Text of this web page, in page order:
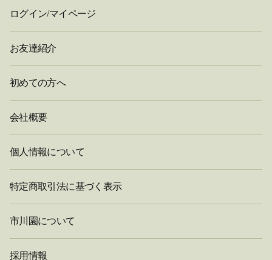
ログイン/マイページ
お友達紹介
初めての方へ
会社概要
個人情報について
特定商取引法に基づく表示
市川園について
採用情報